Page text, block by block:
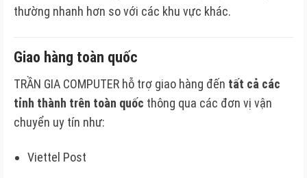
thường nhanh hơn so với các khu vực khác.
Giao hàng toàn quốc
TRẦN GIA COMPUTER hỗ trợ giao hàng đến tất cả các
tỉnh thành trên toàn quốc thông qua các đơn vị vận
chuyển uy tín như:
Viettel Post